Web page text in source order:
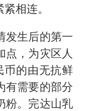
高铁双人座被免票儿童挤成3人座
中方：奉劝美方解除对古巴制裁封锁
世
伊朗最高领袖将任命数名高级指挥官
相连。
发生后的第一
点，为灾区人
币的由无抗鲜
有需要的部分
粉。完达山乳